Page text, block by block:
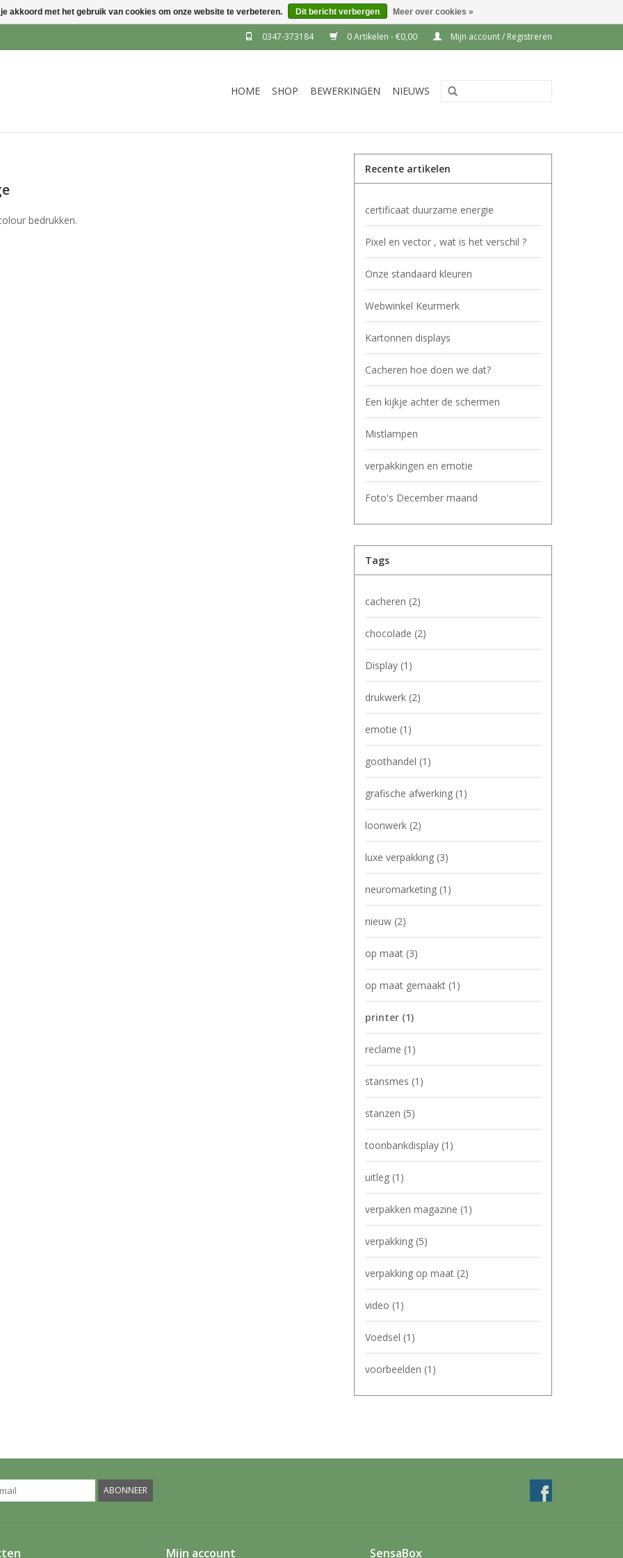
0347-373184 0 Artikelen - €0,00 Mijn account / Registreren
HOME SHOP BEWERKINGEN NIEUWS
bedrukken.
Recente artikelen
certificaat duurzame energie
Pixel en vector , wat is het verschil ?
Onze standaard kleuren
Webwinkel Keurmerk
Kartonnen displays
Cacheren hoe doen we dat?
Een kijkje achter de schermen
Mistlampen
verpakkingen en emotie
Foto's December maand
Tags
cacheren (2)
chocolade (2)
Display (1)
drukwerk (2)
emotie (1)
goothandel (1)
grafische afwerking (1)
loonwerk (2)
luxe verpakking (3)
neuromarketing (1)
nieuw (2)
op maat (3)
op maat gemaakt (1)
printer (1)
reclame (1)
stansmes (1)
stanzen (5)
toonbankdisplay (1)
uitleg (1)
verpakken magazine (1)
verpakking (5)
verpakking op maat (2)
video (1)
Voedsel (1)
voorbeelden (1)
ABONNEER
Mijn account SensaBox
akkoord met het gebruik van cookies om onze website te verbeteren. Dit bericht verbergen Meer over cookies »